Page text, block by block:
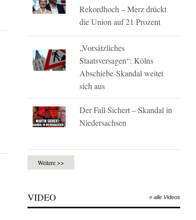
Rekordhoch – Merz drückt
die Union auf 21 Prozent
„Vorsätzliches
Staatsversagen“: Kölns
Abschiebe-Skandal weitet
sich aus
Der Fall Sichert – Skandal in
Niedersachsen
Weitere >>
VIDEO » alle Videos